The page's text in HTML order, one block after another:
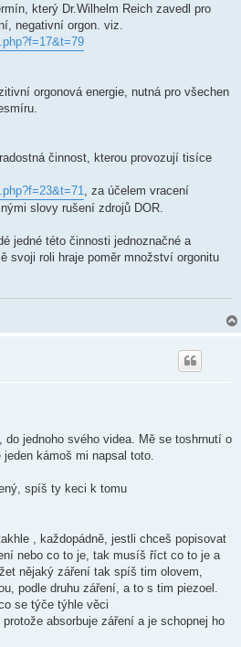
který Dr.Wilhelm Reich zavedl pro
negativní orgon. viz.
orgonová energie, nutná pro všechen
činnost, kterou provozují tisíce
, za účelem vracení
slovy rušení zdrojů DOR.
jedné této činnosti jednoznačné a
svoji roli hraje poměr množství orgonitu
do jednoho svého videa. Mě se toshrnutí o
kámoš mi napsal toto.
spíš ty keci k tomu
, každopádně, jestli chceš popisovat
nebo co to je, tak musíš říct co to je a
nějaký záření tak spíš tim olovem,
podle druhu záření, a to s tim piezoel.
se týče týhle věci
absorbuje záření a je schopnej ho